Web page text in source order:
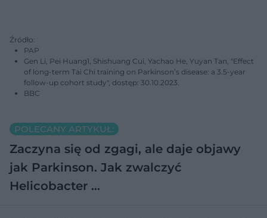
Źródło:
PAP
Gen Li, Pei Huang1, Shishuang Cui, Yachao He, Yuyan Tan, "Effect
of long-term Tai Chi training on Parkinson’s disease: a 3.5-year
follow-up cohort study", dostęp: 30.10.2023.
BBC
POLECANY ARTYKUŁ:
Zaczyna się od zgagi, ale daje objawy
jak Parkinson. Jak zwalczyć
Helicobacter …